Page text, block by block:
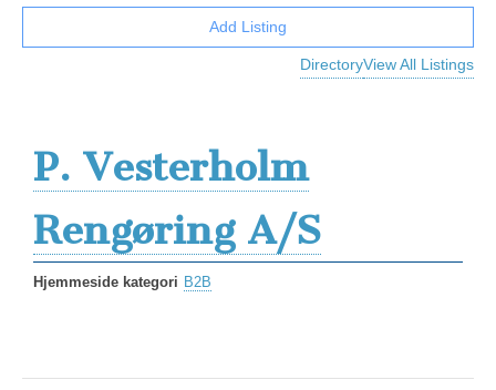
DirectoryView All Listings
Add Listing
P. Vesterholm
Rengøring A/S
Hjemmeside kategori B2B